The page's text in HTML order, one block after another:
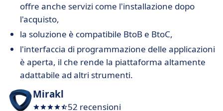
offre anche servizi come l'installazione dopo
l'acquisto,
la soluzione è compatibile BtoB e BtoC,
l'interfaccia di programmazione delle applicazioni
è aperta, il che rende la piattaforma altamente
adattabile ad altri strumenti.
Mirakl
52 recensioni